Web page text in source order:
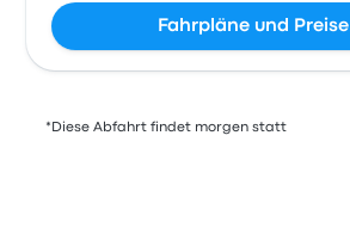
Fahrpläne und Preise
*Diese Abfahrt findet morgen statt